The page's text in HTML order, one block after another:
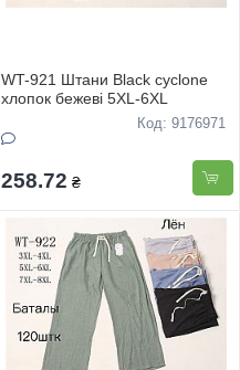
WT-921 Штани Black cyclone
хлопок бежеві 5XL-6XL
Код: 9176971
258.72 ₴